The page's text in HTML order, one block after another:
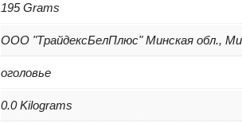
195 Grams
ООО "ТрайдексБелПлюс" Минская обл.,
оголовье
0.0 Kilograms